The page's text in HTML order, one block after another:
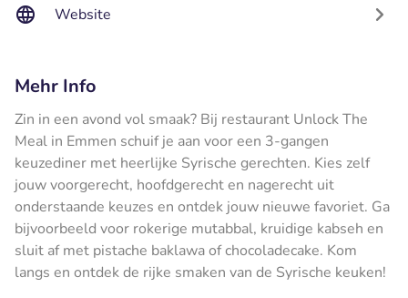
Website
Mehr Info
Zin in een avond vol smaak? Bij restaurant Unlock The
Meal in Emmen schuif je aan voor een 3-gangen
keuzediner met heerlijke Syrische gerechten. Kies zelf
jouw voorgerecht, hoofdgerecht en nagerecht uit
onderstaande keuzes en ontdek jouw nieuwe favoriet. Ga
bijvoorbeeld voor rokerige mutabbal, kruidige kabseh en
sluit af met pistache baklawa of chocoladecake. Kom
langs en ontdek de rijke smaken van de Syrische keuken!